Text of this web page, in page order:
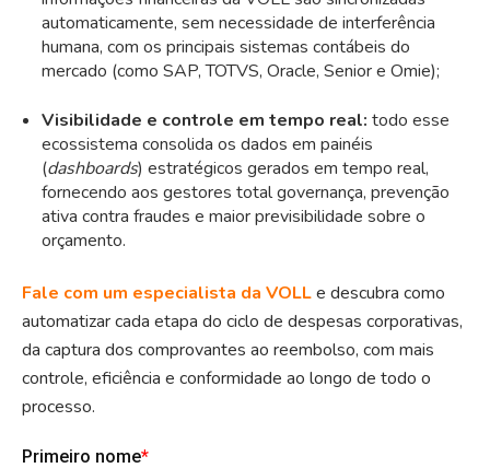
automaticamente, sem necessidade de interferência
humana, com os principais sistemas contábeis do
mercado (como SAP, TOTVS, Oracle, Senior e Omie);
Visibilidade e controle em tempo real: todo esse
ecossistema consolida os dados em painéis
(dashboards) estratégicos gerados em tempo real,
fornecendo aos gestores total governança, prevenção
ativa contra fraudes e maior previsibilidade sobre o
orçamento.
Fale com um especialista da VOLLe descubra como
automatizar cada etapa do ciclo de despesas corporativas,
da captura dos comprovantes ao reembolso, com mais
controle, eficiência e conformidade ao longo de todo o
processo.